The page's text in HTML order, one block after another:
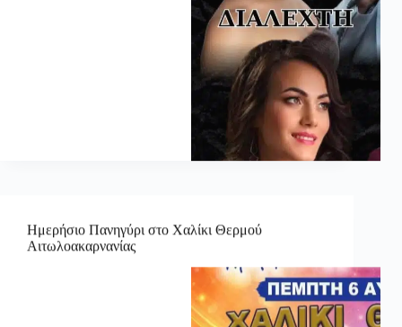
Ημερήσιο Πανηγύρι στο Χαλίκι Θερμού
Αιτωλοακαρνανίας